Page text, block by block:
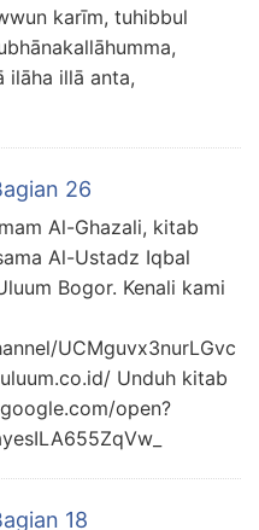
karīm, tuhibbul
ilāha illā anta,
26
Al-Ghazali, kitab
Al-Ustadz Iqbal
Bogor. Kenali kami
UCMguvx3nurLGvc
Unduh kitab
open?
18